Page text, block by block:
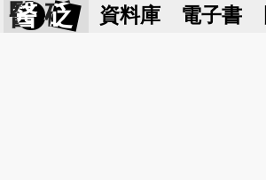
醫 砭 資料庫 電子書